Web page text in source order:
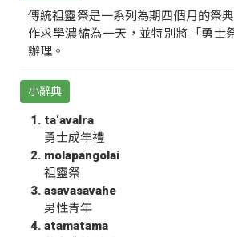
傳統祖靈祭是一系列為期四個月的祭
作求學濃縮為一天，並特別將「勇士
辦理。
小辭典
ta‘avalra
勇士成年禮
molapangolai
祖靈祭
asavasavahe
男性青年
atamatama